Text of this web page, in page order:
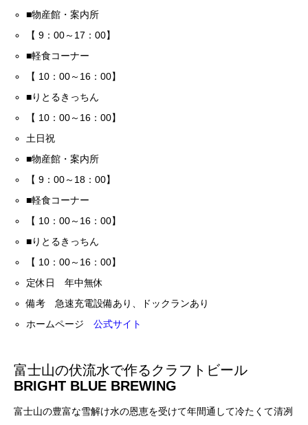
■物産館・案内所
【 9：00～17：00】
■軽食コーナー
【 10：00～16：00】
■りとるきっちん
【 10：00～16：00】
土日祝
■物産館・案内所
【 9：00～18：00】
■軽食コーナー
【 10：00～16：00】
■りとるきっちん
【 10：00～16：00】
定休日 年中無休
備考 急速充電設備あり、ドックランあり
ホームページ公式サイト
富士山の伏流水で作るクラフトビール
BRIGHT BLUE BREWING
富士山の豊富な雪解け水の恩恵を受けて年間通して冷たくて清冽